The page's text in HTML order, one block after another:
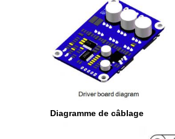
Diagramme de câblage